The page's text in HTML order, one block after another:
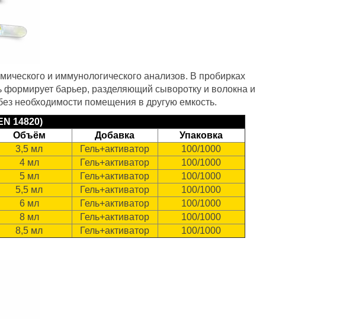
и иммунологического анализов. В пробирках
барьер, разделяющий сыворотку и волокна и
необходимости помещения в другую емкость.
14820)
Объём Добавка
Упаковка
3,5 мл Гель+активатор
100/1000
4 мл Гель+активатор
100/1000
5 мл Гель+активатор
100/1000
5,5 мл Гель+активатор
100/1000
6 мл Гель+активатор
100/1000
8 мл Гель+активатор
100/1000
8,5 мл Гель+активатор 100/1000